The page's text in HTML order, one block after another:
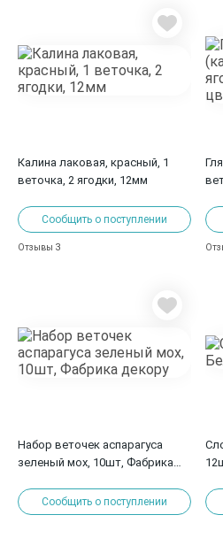
Калина лаковая, красный, 1
веточка, 2 ягодки, 12мм
Сообщить о поступлении
Отзывы 3
Набор веточек аспарагуса
зеленый мох, 10шт, Фабрика
Сообщить о поступлении